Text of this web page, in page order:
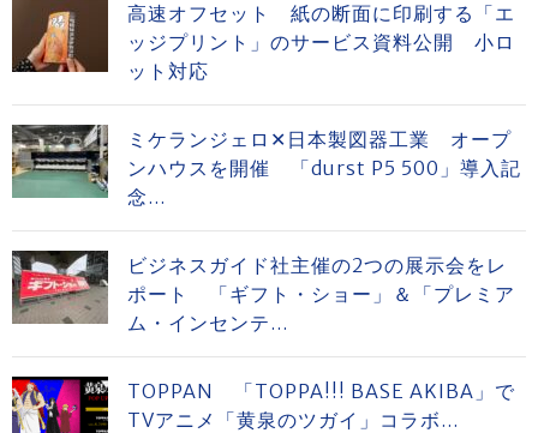
高速オフセット 紙の断面に印刷する「エ
ッジプリント」のサービス資料公開 小ロ
ット対応
ミケランジェロ✕日本製図器工業 オープ
ンハウスを開催 「durst P5 500」導入記
念...
ビジネスガイド社主催の2つの展示会をレ
ポート 「ギフト・ショー」＆「プレミア
ム・インセンテ...
TOPPAN 「TOPPA!!! BASE AKIBA」で
TVアニメ「黄泉のツガイ」コラボ...